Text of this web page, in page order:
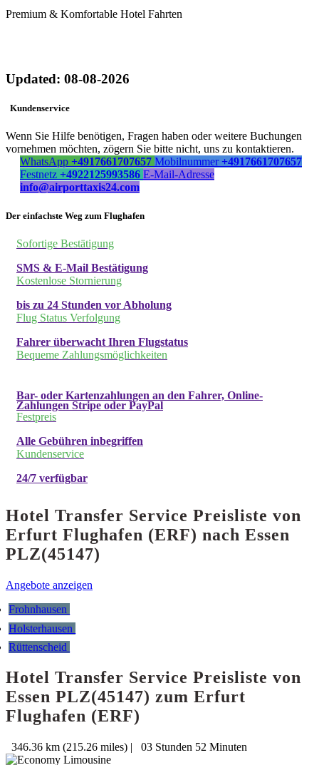
Premium & Komfortable Hotel Fahrten
Updated: 08-08-2026
Kundenservice
Wenn Sie Hilfe benötigen, Fragen haben oder weitere Buchungen
vornehmen möchten, zögern Sie bitte nicht, uns zu kontaktieren.
WhatsApp +4917661707657 Mobilnummer +4917661707657
Festnetz +4922125993586 E-Mail-Adresse
info@airporttaxis24.com
Der einfachste Weg zum Flughafen
Sofortige Bestätigung
SMS & E-Mail Bestätigung
Kostenlose Stornierung
bis zu 24 Stunden vor Abholung
Flug Status Verfolgung
Fahrer überwacht Ihren Flugstatus
Bequeme Zahlungsmöglichkeiten
Bar- oder Kartenzahlungen an den Fahrer, Online-
Zahlungen Stripe oder PayPal
Festpreis
Alle Gebühren inbegriffen
Kundenservice
24/7 verfügbar
Hotel Transfer Service Preisliste von
Erfurt Flughafen (ERF) nach Essen
PLZ(45147)
Angebote anzeigen
Frohnhausen
Holsterhausen
Rüttenscheid
Hotel Transfer Service Preisliste von
Essen PLZ(45147) zum Erfurt
Flughafen (ERF)
346.36 km (215.26 miles) | 03 Stunden 52 Minuten